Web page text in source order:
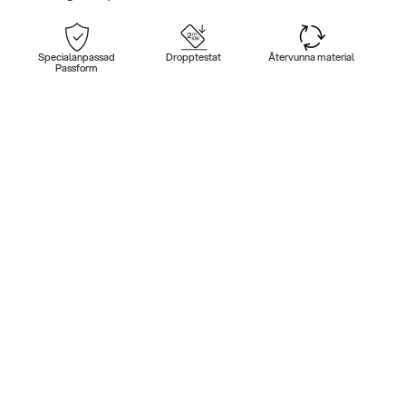
Specialanpassad
Passform
Dropptestat Återvunna material